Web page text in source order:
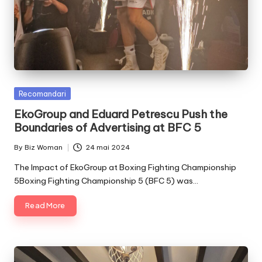
Posted
Recomandari
EkoGroup and Eduard Petrescu Push the
Boundaries of Advertising at BFC 5
Posted
by
By Biz Woman 24 mai 2024
The Impact of EkoGroup at Boxing Fighting Championship
5Boxing Fighting Championship 5 (BFC 5) was…
Read More